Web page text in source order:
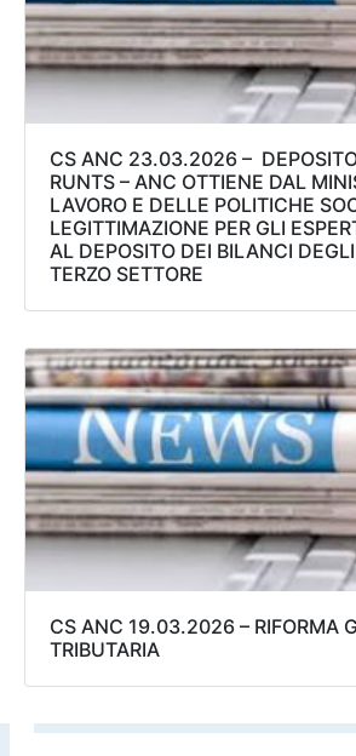
CS ANC 23.03.2026 –
RUNTS – ANC OTTIENE DAL
LAVORO E DELLE POLITICHE
LEGITTIMAZIONE PER GLI
AL DEPOSITO DEI BILANCI
TERZO SETTORE
CS ANC 19.03.2026 – RIFORMA
TRIBUTARIA